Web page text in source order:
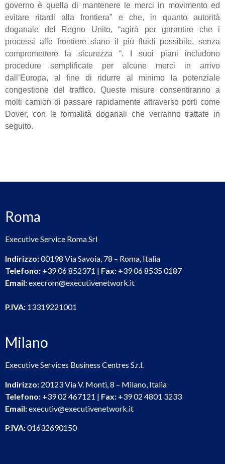
governo è quella di mantenere le merci in movimento ed
evitare ritardi alla frontiera” e che, in quanto autorità
doganale del Regno Unito, “agirà per garantire che i
processi alle frontiere siano il più fluidi possibile, senza
compromettere la sicurezza “. I suoi piani includono
procedure semplificate per alcune merci in arrivo
dall’Europa, al fine di ridurre al minimo la potenziale
congestione del traffico. Queste misure consentiranno a
molti camion di passare rapidamente attraverso porti come
Dover, con le formalità doganali che verranno trattate in
seguito.
Roma
Executive Service Roma Srl
Indirizzo:00198 Via Savoia, 78 – Roma, Italia
Telefono: +39 06 852371 | Fax: +39 06 8535 0187
Email:execrom@executivenetwork.it
P.IVA: 13319221001
Milano
Executive Services Business Centres S.r.l.
Indirizzo: 20123 Via V. Monti, 8 – Milano, Italia
Telefono: +39 02 467121 | Fax: +39 02 4801 3233
Email:executiv@executivenetwork.it
P.IVA:01632690150